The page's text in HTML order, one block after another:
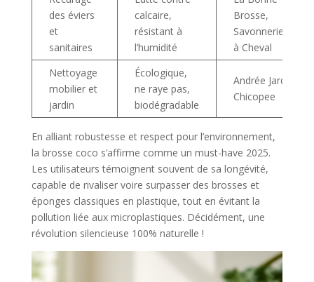
des éviers
et
sanitaires
calcaire,
résistant à
l’humidité
Brosse,
Savonnerie Fer
à Cheval
Nettoyage
mobilier et
jardin
Écologique,
ne raye pas,
biodégradable
Andrée Jardin,
Chicopee
En alliant robustesse et respect pour l’environnement,
la brosse coco s’affirme comme un must-have 2025.
Les utilisateurs témoignent souvent de sa longévité,
capable de rivaliser voire surpasser des brosses et
éponges classiques en plastique, tout en évitant la
pollution liée aux microplastiques. Décidément, une
révolution silencieuse 100% naturelle !